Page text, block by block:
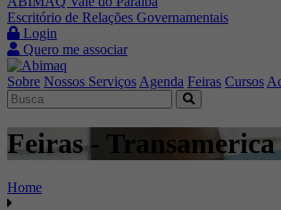
Escritório de Relações Governamentais
Login
Quero me associar
Sobre Nossos Serviços Agenda Feiras Cursos
Feiras -
Home